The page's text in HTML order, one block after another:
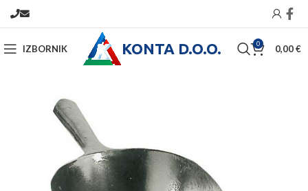
IZBORNIK KONTA D.O.O. 0 0,00€